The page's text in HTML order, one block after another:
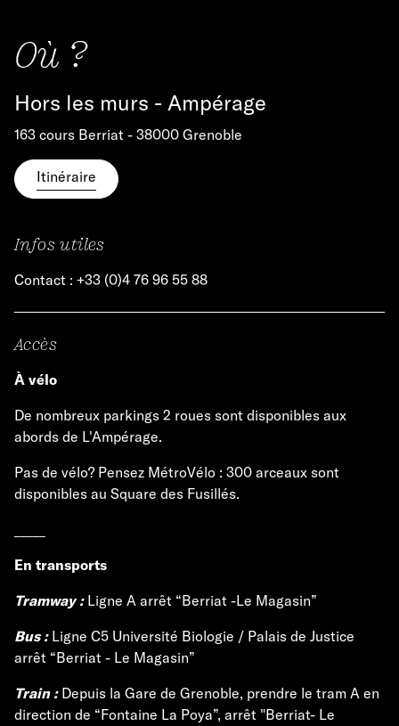
Où ?
Hors les murs - Ampérage
163 cours Berriat - 38000 Grenoble
Itinéraire
Infos utiles
Contact : +33 (0)4 76 96 55 88
Accès
À vélo
De nombreux parkings 2 roues sont disponibles aux
abords de L'Ampérage.
Pas de vélo? Pensez MétroVélo : 300 arceaux sont
disponibles au Square des Fusillés.
En transports
Tramway : Ligne A arrêt “Berriat -Le Magasin”
Bus : Ligne C5 Université Biologie / Palais de Justice
arrêt “Berriat - Le Magasin”
Train : Depuis la Gare de Grenoble, prendre le tram A en
direction de “Fontaine La Poya”, arrêt "Berriat- Le